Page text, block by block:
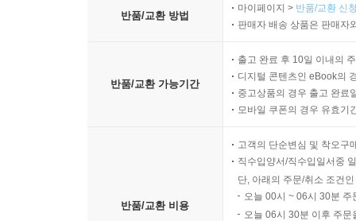
반품/교환 방법
마이페이지 > 반품/교환 신
판매자 배송 상품은 판매자
반품/교환 가능기간
출고 완료 후 10일 이내의
디지털 콘텐츠인 eBook의
중고상품의 경우 출고 완료
모바일 쿠폰의 경우 유효기
반품/교환 비용
고객의 단순변심 및 착오구
직수입양서/직수입일서중
단, 아래의 주문/취소 조건
오늘 00시 ~ 06시 30분
오늘 06시 30분 이후 주